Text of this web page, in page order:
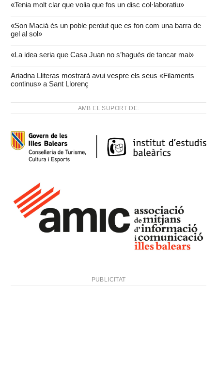
«Tenia molt clar que volia que fos un disc col·laboratiu»
«Son Macià és un poble perdut que es fon com una barra de
gel al sol»
«La idea seria que Casa Juan no s’hagués de tancar mai»
Ariadna Lliteras mostrarà avui vespre els seus «Filaments
continus» a Sant Llorenç
AMB EL SUPORT DE:
PUBLICITAT